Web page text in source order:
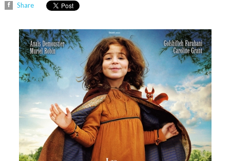
Share